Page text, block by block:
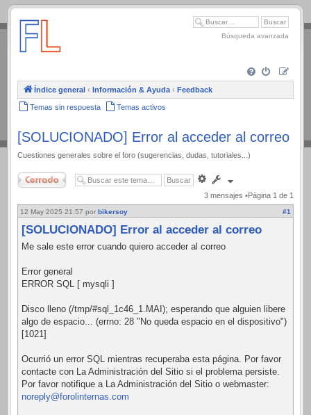
.
Búsqueda avanzada
Índice general ‹ Información & Ayuda ‹ Feedback
Temas sin respuesta Temas activos
[SOLUCIONADO] Error al acceder al correo
Cuestiones generales sobre el foro (sugerencias, dudas, tutoriales...)
Cerrado
Búsqueda
3 mensajes •Página 1 de 1
12 May 2025 21:57 por bikersoy #1
[SOLUCIONADO] Error al acceder al correo
Me sale este error cuando quiero acceder al correo
Error general
ERROR SQL [ mysqli ]
Disco lleno (/tmp/#sql_1c46_1.MAI); esperando que alguien libere
algo de espacio... (errno: 28 "No queda espacio en el dispositivo")
[1021]
Ocurrió un error SQL mientras recuperaba esta página. Por favor
contacte con La Administración del Sitio si el problema persiste.
Por favor notifique a La Administración del Sitio o webmaster:
noreply@forolinternas.com